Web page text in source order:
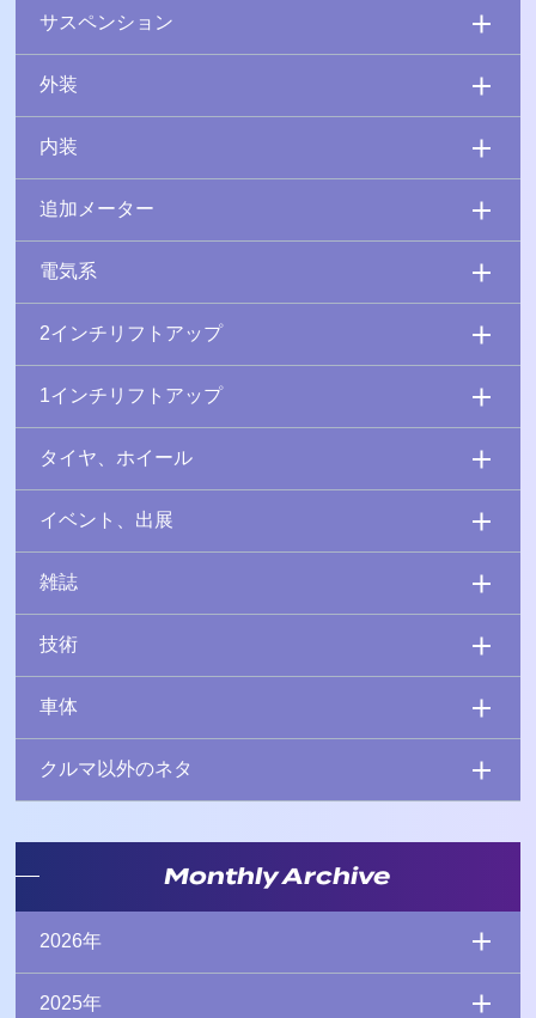
サスペンション
外装
内装
追加メーター
電気系
2インチリフトアップ
1インチリフトアップ
タイヤ、ホイール
イベント、出展
雑誌
技術
車体
クルマ以外のネタ
Monthly Archive
2026年
2025年